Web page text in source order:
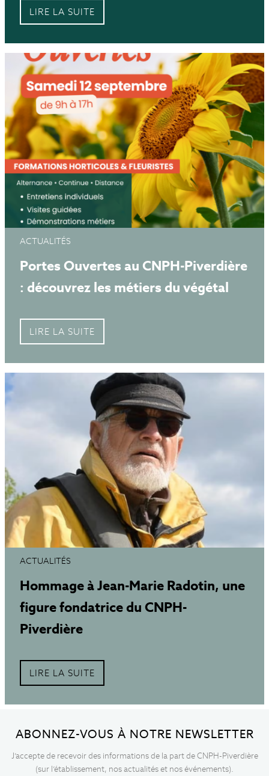
LIRE LA SUITE
ACTUALITÉS
Portes Ouvertes au CNPH-Piverdière
: découvrez les métiers du végétal
LIRE LA SUITE
ACTUALITÉS
Hommage à Jean-Marie Radotin, une
figure fondatrice du CNPH-
Piverdière
LIRE LA SUITE
ABONNEZ-VOUS À NOTRE NEWSLETTER
J’accepte de recevoir des informations de la part de CNPH-Piverdière
(sur l’établissement, nos actualités et nos événements).